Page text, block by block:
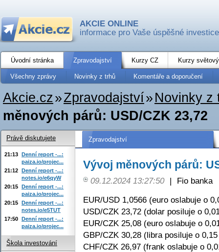
AKCIE ONLINE
informace pro Vaše úspěšné investice
Úvodní stránka Zpravodajství Kurzy CZ Kurzy
Všechny zprávy Novinky z trhů Komentáře a doporučení
Akcie.cz»Zpravodajství» Novinky z
měnových párů: USD/CZK 23,72
Zpravodajství
Vývoj měnových párů:
09.12.2024 13:27:50 |
Fio banka
EUR/USD 1,0566 (euro oslabuje o
USD/CZK 23,72 (dolar posiluje o
EUR/CZK 25,08 (euro oslabuje o
GBP/CZK 30,28 (libra posiluje o
CHF/CZK 26,97 (frank oslabuje o
Právě diskutujete
21:13 Denní report -...:
paiza.io/projec...
21:12 Denní report -...:
notes.io/e6qyW
20:15 Denní report -...:
paiza.io/projec...
20:15 Denní report -...:
notes.io/e5TUT
17:50 Denní report -...:
paiza.io/projec...
Škola investování